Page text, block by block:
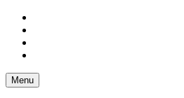
Menu